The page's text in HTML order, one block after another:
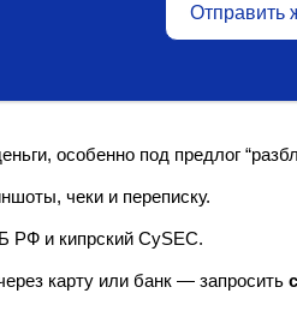
Отправить
особенно под предлог
чеки и переписку.
РФ и кипрский CySEC.
карту или банк — запросить